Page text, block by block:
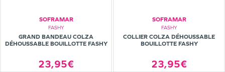
SOFRAMAR
FASHY
GRAND BANDEAU COLZA
DÉHOUSSABLE BOUILLOTTE FASHY
23,95€
SOFRAMAR
FASHY
COLLIER COLZA DÉHOUSSABLE
BOUILLOTTE FASHY
23,95€